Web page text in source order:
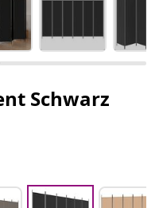
Schwarz